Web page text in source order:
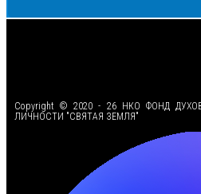
Copyright © 2020 - 26 НКО ФОНД
ЛИЧНОСТИ "СВЯТАЯ ЗЕМЛЯ"